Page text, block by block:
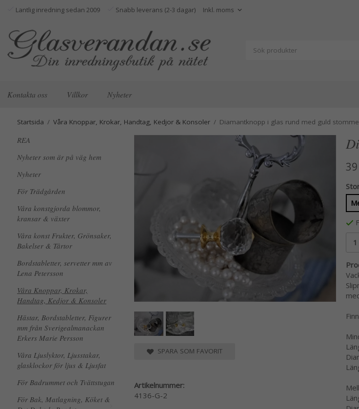
Lantlig inredning sedan 2009 Snabb leverans (2-3 dagar)
Kontakta oss Villkor Nyheter
Startsida / Våra Knoppar, Krokar, Handtag, Kedjor & Konsoler / Diamantknopp i glas rund med guld stomme
REA
Nyheter som är på väg hem
Nyheter
För Trädgården
Våra konstgjorda blommor,
kransar & växter
Våra konst Frukter, Grönsaker,
Bakelser & Tårtor
Bordstabletter, servetter mm av
Lena Petersson
Våra Knoppar, Krokar,
Handtag, Kedjor & Konsoler
Hästar, Bordstabletter, Figurer
mm från Sverigealmanackan
Erkers Marie Persson
Våra Ljuslyktor, Ljusstakar,
glasklockor för ljus & Ljusfat
För Badrummet och Tvättstugan
För Bak, Matlagning, Köket &
SPARA SOM FAVORIT
Artikelnummer:
4136-G-2